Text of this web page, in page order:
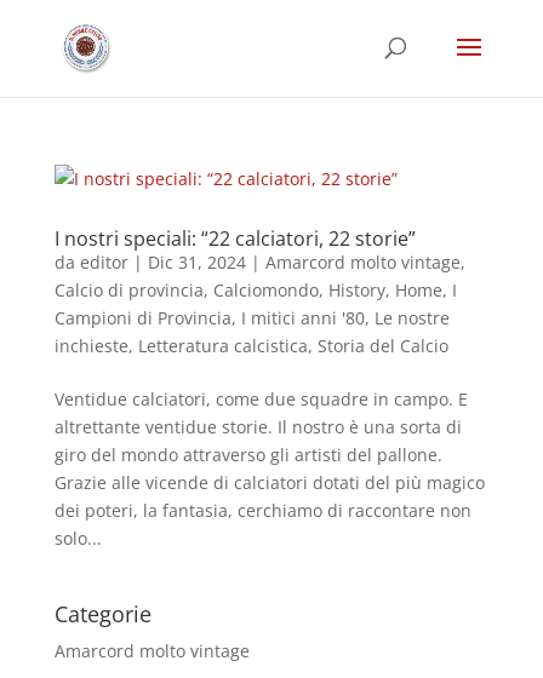
I nostri speciali: “22 calciatori, 22 storie”
da editor| Dic 31, 2024| Amarcord molto vintage,
Calcio di provincia, Calciomondo, History, Home, I
Campioni di Provincia, I mitici anni '80, Le nostre
inchieste, Letteratura calcistica, Storia del Calcio
Ventidue calciatori, come due squadre in campo. E
altrettante ventidue storie. Il nostro è una sorta di
giro del mondo attraverso gli artisti del pallone.
Grazie alle vicende di calciatori dotati del più magico
dei poteri, la fantasia, cerchiamo di raccontare non
solo...
Categorie
Amarcord molto vintage